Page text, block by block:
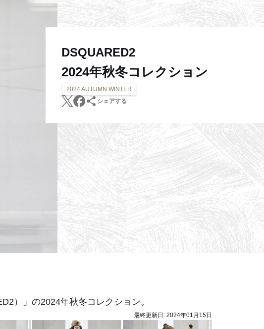
DSQUARED2
2024年秋冬コレクション
2024 AUTUMN WINTER
シェアする
）」の2024年秋冬コレクション。
最終更新日: 2024年01月15日